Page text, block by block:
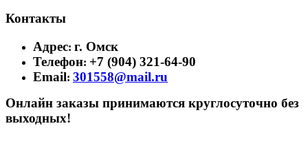
Контакты
Адрес: г. Омск
Телефон: +7 (904) 321-64-90
Email: 301558@mail.ru
Онлайн заказы принимаются круглосуточно без
выходных!